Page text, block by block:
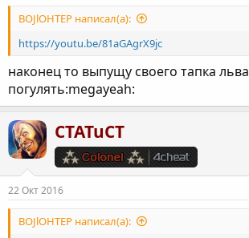
BOJlOHTEP написал(а):
https://youtu.be/81aGAgrX9jc
наконец то выпущу своего тапка льва
погулять:megayeah:
CTATuCT
22 Окт 2016
BOJlOHTEP написал(а):